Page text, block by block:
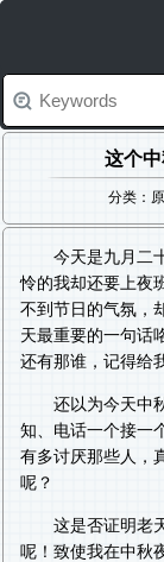
这个
分类：
今天是九月二
怜的我却还要上夜
不到节日的气氛，
天最重要的一句话
还有那谁，记得给
还以为今天中
知、电话一个接一
有多讨厌那些人，
呢？
这是否证明老
呢！致使我在中秋